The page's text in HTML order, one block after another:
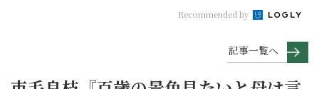
Recommended by
記事一覧へ